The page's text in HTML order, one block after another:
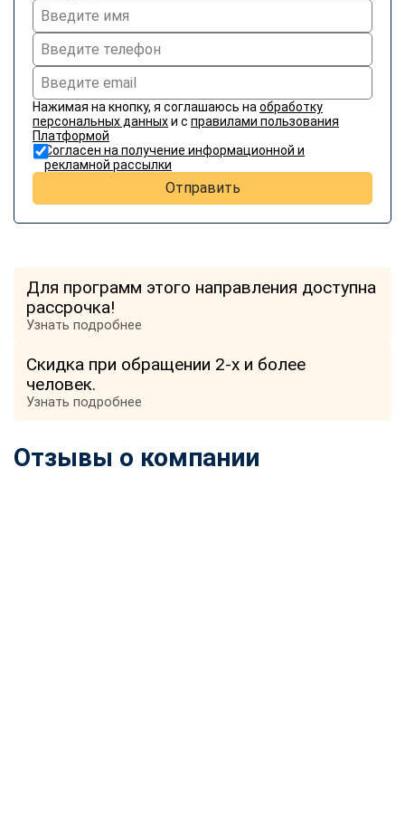
Нажимая на кнопку, я соглашаюсь на обработку
персональных данныхи с правилами пользования
Платформой
Согласен на получение информационной и
рекламной рассылки
Отправить
Для программ этого направления доступна
рассрочка!
Узнать подробнее
Скидка при обращении 2-х и более
человек.
Узнать подробнее
Отзывы о компании